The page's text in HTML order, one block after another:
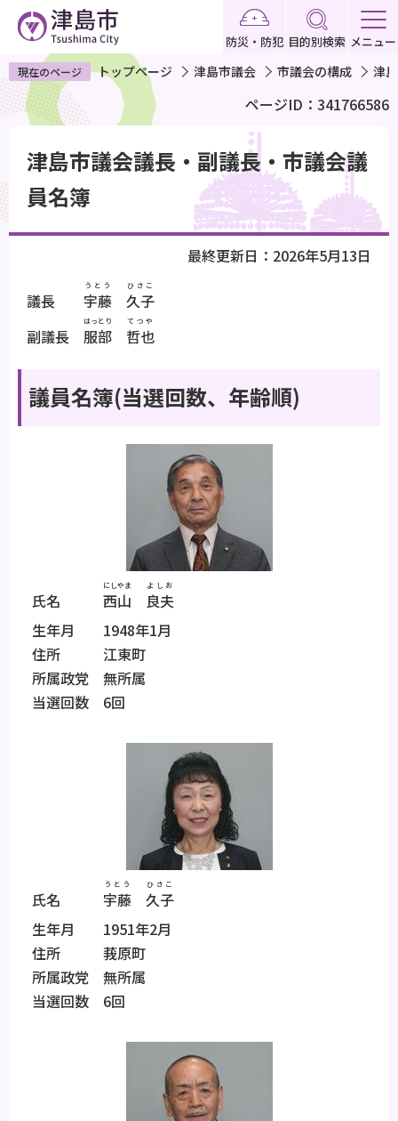
ペ
ー
ジ
頭
で
す
防災・防犯 目的別検索 メニュー
現在のページ トップページ 津島市議会 市議会の構成 津
ページID：341766586
か
津島市議会議長・副議長・市議会議
員名簿
最終更新日：2026年5月13日
議長 宇藤
うとう
久子
ひさこ
副議長 服部
はっとり
哲也
てつや
議員名簿(当選回数、年齢順)
氏名 西山
にしやま
良夫
よしお
生年月 1948年1月
住所 江東町
所属政党 無所属
当選回数 6回
氏名 宇藤
うとう
久子
ひさこ
生年月 1951年2月
住所 莪原町
所属政党 無所属
当選回数 6回